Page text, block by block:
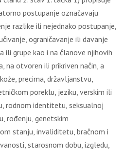
postupanje označavaju
razlike ili nejednako postupanje,
ograničavanje ili davanje
ili grupe kao i na članove njihovih
na otvoren ili prikriven način, a
precima, državlјanstvu,
poreklu, jeziku, verskim ili
rodnom identitetu, seksualnoj
rođenju, genetskim
stanju, invaliditetu, bračnom i
starosnom dobu, izgledu,